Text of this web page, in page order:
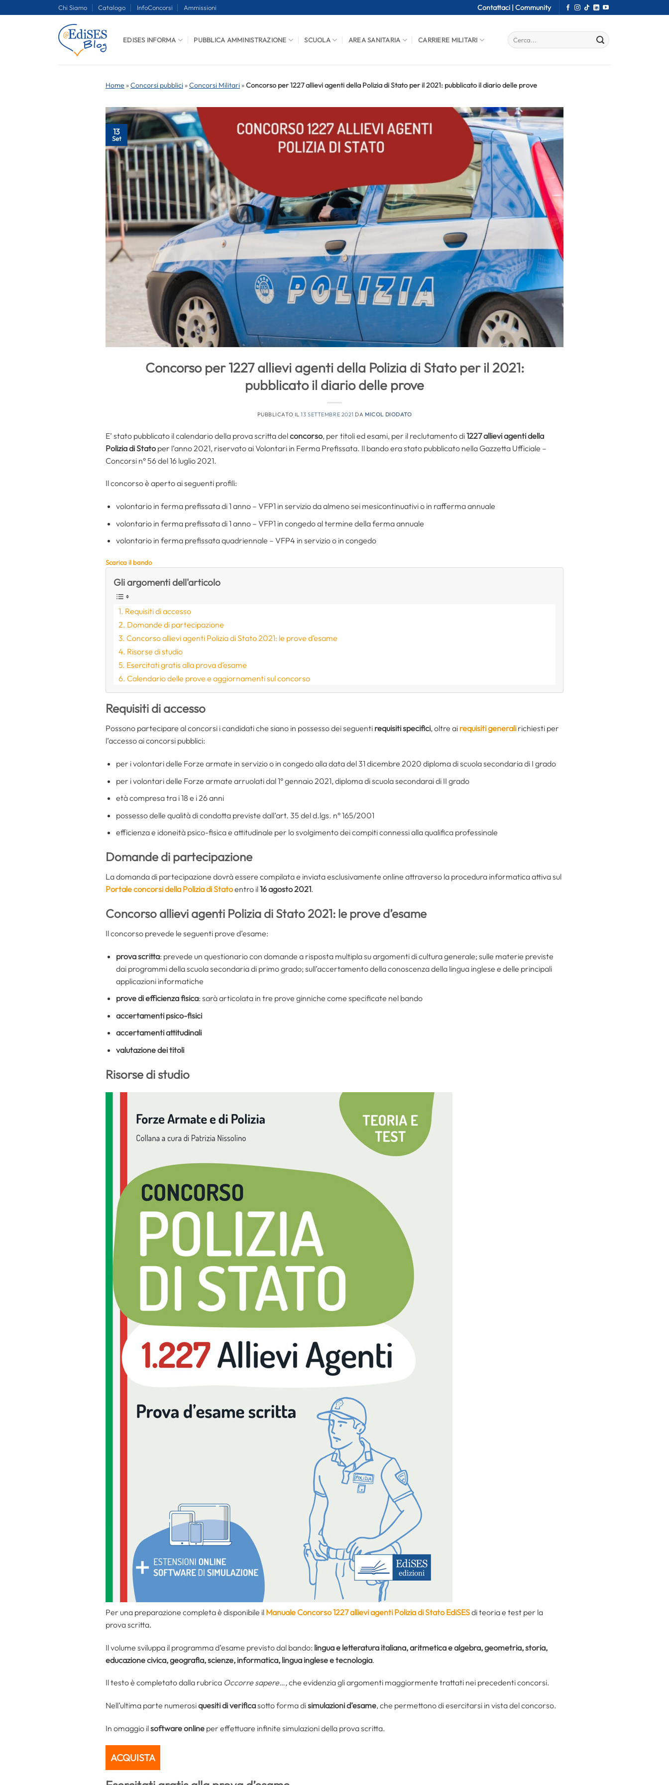
Chi Siamo Catalogo InfoConcorsi Ammissioni Contattaci | Community
EDISES INFORMA PUBBLICA AMMINISTRAZIONE SCUOLA AREA SANITARIA CARRIERE MILITARI
Home »Concorsi pubblici »Concorsi Militari »Concorso per 1227 allievi agenti della Polizia di Stato per il 2021: pubblicato il diario delle prove
13
Set
Concorso per 1227 allievi agenti della Polizia di Stato per il 2021:
pubblicato il diario delle prove
PUBBLICATO IL13 SETTEMBRE 2021 DA MICOL DIODATO
E’ stato pubblicato il calendario della prova scritta delconcorso, per titoli ed esami, per il reclutamento di1227 allievi agenti della
Polizia di Stato per l’anno 2021, riservato ai Volontari in Ferma Prefissata. Il bando era stato pubblicato nella Gazzetta Ufficiale –
Concorsi n° 56 del 16 luglio 2021.
Il concorso è aperto ai seguenti profili:
volontario in ferma prefissata di 1 anno – VFP1 in servizio da almeno sei mesicontinuativi o in rafferma annuale
volontario in ferma prefissata di 1 anno – VFP1 in congedo al termine della ferma annuale
volontario in ferma prefissata quadriennale – VFP4 in servizio o in congedo
Scarica il bando
Gli argomenti dell'articolo
Requisiti di accesso
Domande di partecipazione
Concorso allievi agenti Polizia di Stato 2021: le prove d’esame
Risorse di studio
Esercitati gratis alla prova d’esame
Calendario delle prove e aggiornamenti sul concorso
Requisiti di accesso
Possono partecipare al concorsi i candidati che siano in possesso dei seguenti requisiti specifici, oltre ai requisiti generali richiesti per
l’accesso ai concorsi pubblici:
per i volontari delle Forze armate in servizio o in congedo alla data del 31 dicembre 2020 diploma di scuola secondaria di I grado
per i volontari delle Forze armate arruolati dal 1° gennaio 2021, diploma di scuola secondarai di II grado
età compresa tra i 18 e i 26 anni
possesso delle qualità di condotta previste dall’art. 35 del d.lgs. n° 165/2001
efficienza e idoneità psico-fisica e attitudinale per lo svolgimento dei compiti connessi alla qualifica professinale
Domande di partecipazione
La domanda di partecipazione dovrà essere compilata e inviata esclusivamente online attraverso la procedura informatica attiva sul
Portale concorsi della Polizia di Statoentro il16 agosto 2021.
Concorso allievi agenti Polizia di Stato 2021: le prove d’esame
Il concorso prevede le seguenti prove d’esame:
prova scritta: prevede un questionario con domande a risposta multipla su argomenti di cultura generale; sulle materie previste
dai programmi della scuola secondaria di primo grado; sull’accertamento della conoscenza della lingua inglese e delle principali
applicazioni informatiche
prove di efficienza fisica: sarà articolata in tre prove ginniche come specificate nel bando
accertamenti psico-fisici
accertamenti attitudinali
valutazione dei titoli
Risorse di studio
Per una preparazione completa è disponibile il Manuale Concorso 1227 allievi agenti Polizia di Stato EdiSESdi teoria e test per la
prova scritta.
Il volume sviluppa il programma d’esame previsto dal bando: lingua e letteratura italiana, aritmetica e algebra, geometria, storia,
educazione civica, geografia, scienze, informatica, lingua inglese e tecnologia.
Il testo è completato dalla rubrica Occorre sapere…,che evidenzia gli argomenti maggiormente trattati nei precedenti concorsi.
Nell’ultima parte numerosiquesiti di verificasotto forma disimulazioni d’esame, che permettono di esercitarsi in vista del concorso.
In omaggio ilsoftware online per effettuare infinite simulazioni della prova scritta.
ACQUISTA